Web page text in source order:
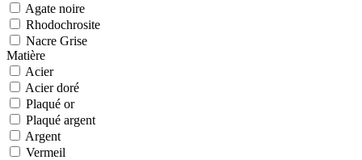
Agate noire
Rhodochrosite
Nacre Grise
Matière
Acier
Acier doré
Plaqué or
Plaqué argent
Argent
Vermeil